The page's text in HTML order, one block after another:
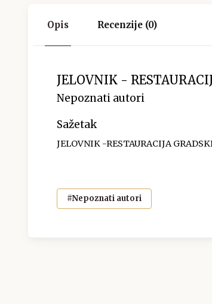
Opis Recenzije (0)
JELOVNIK -
Nepoznati autori
Sažetak
JELOVNIK -RESTAURACIJA
#Nepoznati autori